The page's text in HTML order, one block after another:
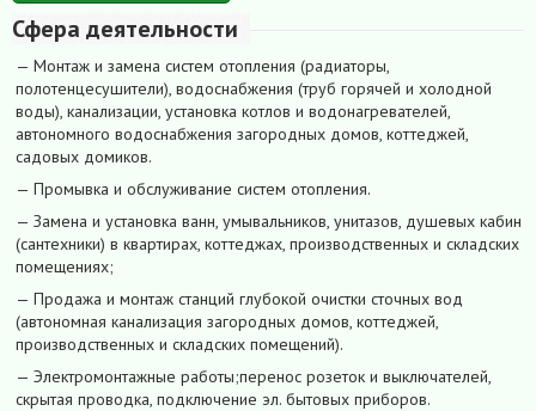
Сфера деятельности
— Монтаж и замена систем отопления (радиаторы,
полотенцесушители), водоснабжения (труб горячей и холодной
воды), канализации, установка котлов и водонагревателей,
автономного водоснабжения загородных домов, коттеджей,
садовых домиков.
— Промывка и обслуживание систем отопления.
— Замена и установка ванн, умывальников, унитазов, душевых кабин
(сантехники) в квартирах, коттеджах, производственных и складских
помещениях;
— Продажа и монтаж станций глубокой очистки сточных вод
(автономная канализация загородных домов, коттеджей,
производственных и складских помещений).
— Электромонтажные работы;перенос розеток и выключателей,
скрытая проводка, подключение эл. бытовых приборов.